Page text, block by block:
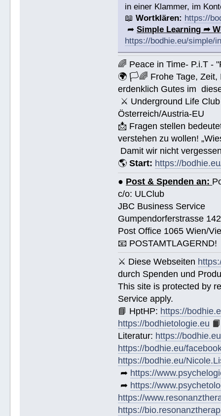
in einer Klammer, im
📖Wortklären: https://
➦Simple Learning ➦
https://bodhie.eu/simple/
🌈 Peace in Time- P.i.T
🌍 🏳🌈 Frohe Tage, Zeit,
erdenklich Gutes im
⚔ Underground Life
Österreich/Austria-EU
📩 Fragen stellen
verstehen zu wollen!
Damit wir nicht
🌎Start: https://
● Post & Spenden an:
c/o: ULClub
JBC Business Service
Gumpendorferstrasse 142
Post Office 1065 Wien/
📧 POSTAMTLAGERND!
⚔ Diese Webseiten
durch Spenden und
This site is protected by
Service apply.
📘 HptHP: https://
https://bodhietologie.eu 📙
Literatur: https://
https://bodhie.eu/
https://bodhie.eu/
➦ https://
➦ https://
https://
https://